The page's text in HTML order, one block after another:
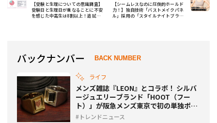
【受験と生理についての意識調査】
受験日と生理日が重なることに不安
を感じた中高生は8割以上！追試制
【シームレスなのに圧倒的ホールド
力！】独自技術「バストメイクパネ
ル」採用の「スタイルナイトブラシ
バックナンバー BACK NUMBER
ライフ
メンズ雑誌『LEON』とコラボ！ シルバ
ージュエリーブランド「HOOT（フー
ト）」が阪急メンズ東京で初の単独ポッ
プアップを開催
トレンドニュース